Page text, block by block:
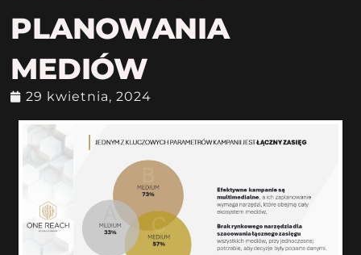
PLANOWANIA
MEDIÓW
29 kwietnia, 2024